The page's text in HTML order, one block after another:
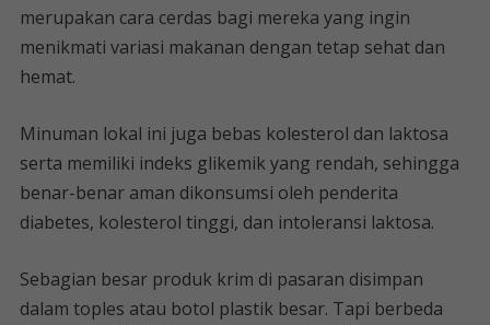
merupakan cara cerdas bagi mereka yang ingin
menikmati variasi makanan dengan tetap sehat dan
hemat.
Minuman lokal ini juga bebas kolesterol dan laktosa
serta memiliki indeks glikemik yang rendah, sehingga
benar-benar aman dikonsumsi oleh penderita
diabetes, kolesterol tinggi, dan intoleransi laktosa.
Sebagian besar produk krim di pasaran disimpan
dalam toples atau botol plastik besar. Tapi berbeda